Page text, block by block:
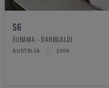
S6
EUBAMA - DARBGALDI
AUSTRIJA 2006